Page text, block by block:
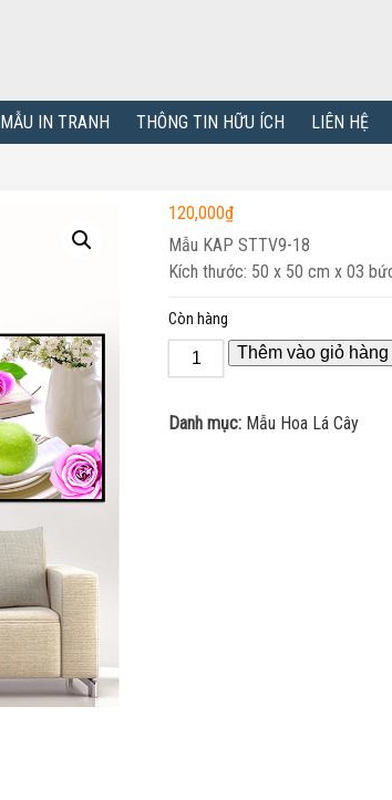
MẪU IN TRANH THÔNG TIN HỮU ÍCH LIÊN HỆ
120,000₫
Mẫu KAP STTV9-18
Kích thước: 50 x 50 cm x 03
Còn hàng
Thêm vào giỏ hàng
Danh mục: Mẫu Hoa Lá Cây